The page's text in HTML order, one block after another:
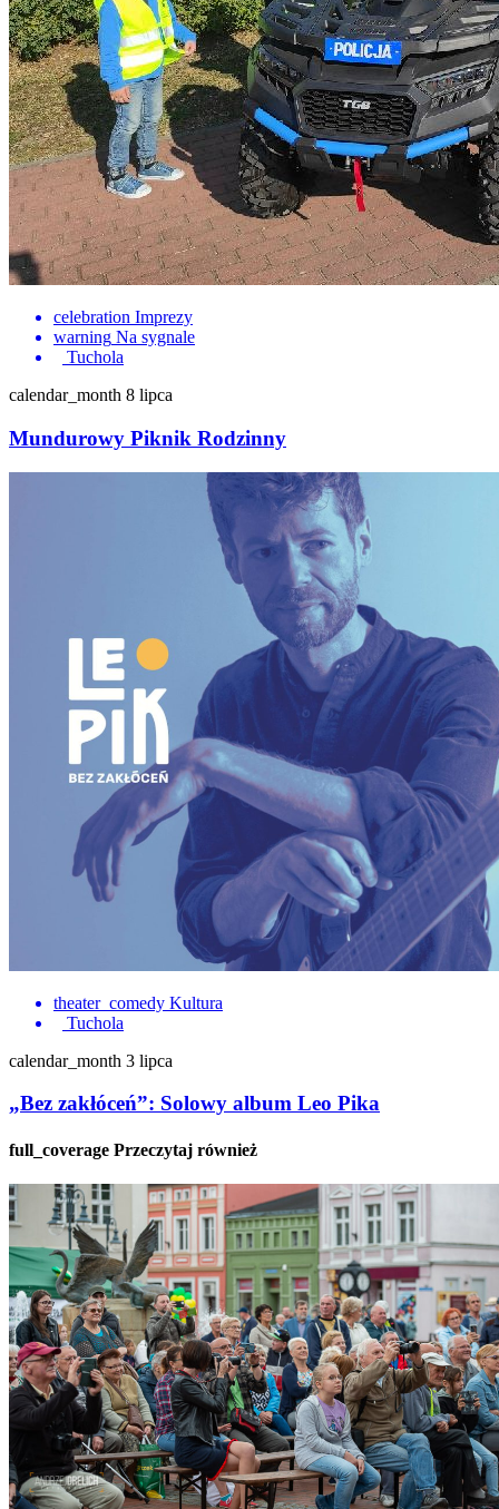
celebration Imprezy
warning Na sygnale
Tuchola
calendar_month 8 lipca
Mundurowy Piknik Rodzinny
theater_comedy Kultura
Tuchola
calendar_month 3 lipca
„Bez zakłóceń”: Solowy album Leo Pika
full_coverage Przeczytaj również